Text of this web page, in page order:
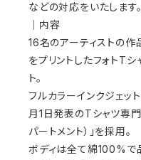
などの対応をいたします。
｜内容
16名のアーティストの作品
をプリントしたフォトT
ト。
フルカラーインクジェッ
月1日発表のTシャツ専門
パートメント）」を採用。
ボディは全て綿100%で